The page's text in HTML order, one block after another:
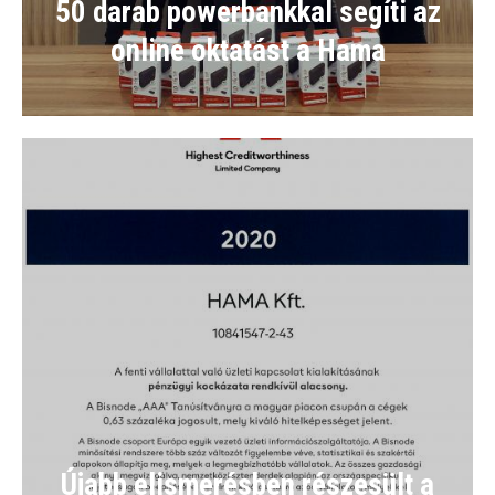
50 darab powerbankkal segíti az
online oktatást a Hama
Újabb elismerésben részesült a